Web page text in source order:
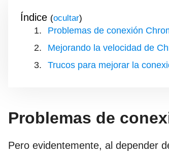
Índice ( )
Problemas de conexión
Mejorando la velocidad de
Trucos para mejorar la
Problemas de
Pero evidentemente, al depender